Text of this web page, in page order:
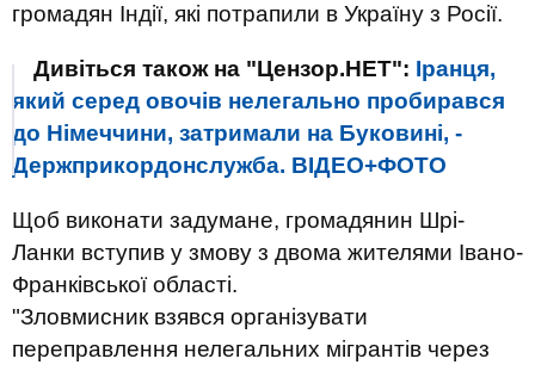
громадян Індії, які потрапили в Україну з Росії.
Дивіться також на "Цензор.НЕТ": Іранця,
який серед овочів нелегально пробирався
до Німеччини, затримали на Буковині, -
Держприкордонслужба. ВІДЕО+ФОТО
Щоб виконати задумане, громадянин Шрі-
Ланки вступив у змову з двома жителями Івано-
Франківської області.
"Зловмисник взявся організувати
переправлення нелегальних мігрантів через